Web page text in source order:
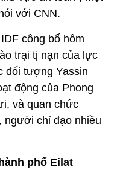
với CNN.
công bố hôm
trại tị nạn của lực
đối tượng Yassin
động của Phong
và quan chức
người chỉ đạo nhiều
phố Eilat